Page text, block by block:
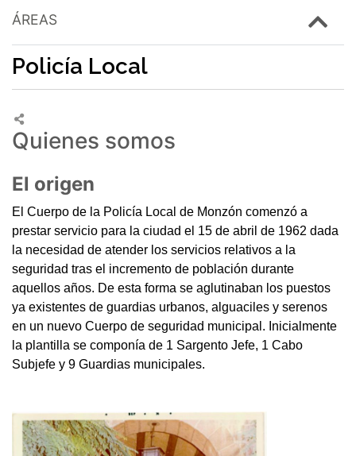
ÁREAS
Policía Local
Quienes somos
El origen
El Cuerpo de la Policía Local de Monzón comenzó a
prestar servicio para la ciudad el 15 de abril de 1962 dada
la necesidad de atender los servicios relativos a la
seguridad tras el incremento de población durante
aquellos años. De esta forma se aglutinaban los puestos
ya existentes de guardias urbanos, alguaciles y serenos
en un nuevo Cuerpo de seguridad municipal. Inicialmente
la plantilla se componía de 1 Sargento Jefe, 1 Cabo
Subjefe y 9 Guardias municipales.